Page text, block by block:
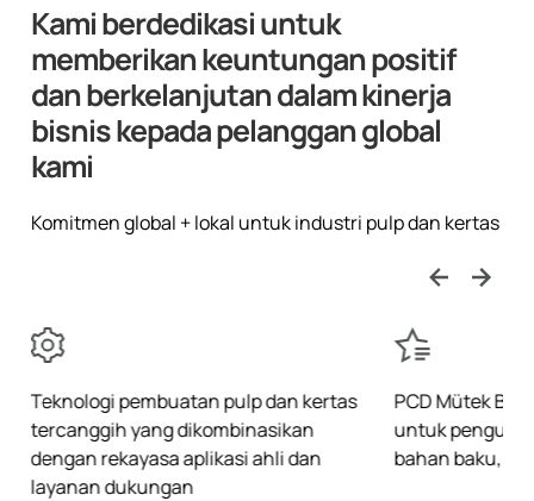
Kami berdedikasi untuk
memberikan keuntungan positif
dan berkelanjutan dalam kinerja
bisnis kepada pelanggan global
kami​
Komitmen global + lokal untuk industri pulp dan kertas​
Teknologi pembuatan pulp dan kertas
tercanggih yang dikombinasikan
dengan rekayasa aplikasi ahli dan
layanan dukungan​
PCD Mütek
untuk
bahan baku,